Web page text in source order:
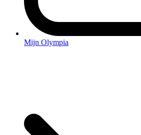
Mijn Olympia